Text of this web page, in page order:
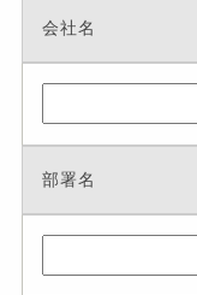
会社名
部署名